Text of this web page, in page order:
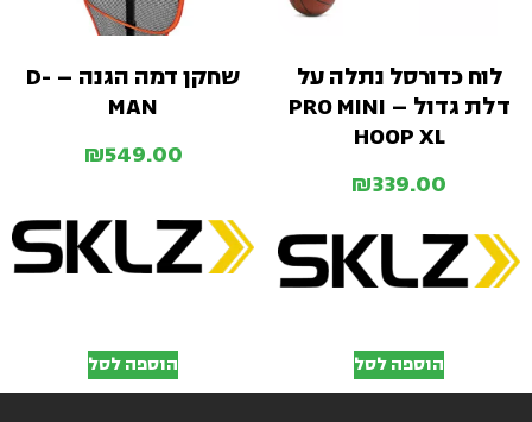
לוח כדורסל נתלה על
דלת גדול – PRO MINI
HOOP XL
₪339.00
הוספה לסל
שחקן דמה הגנה – D-
MAN
₪549.00
הוספה לסל